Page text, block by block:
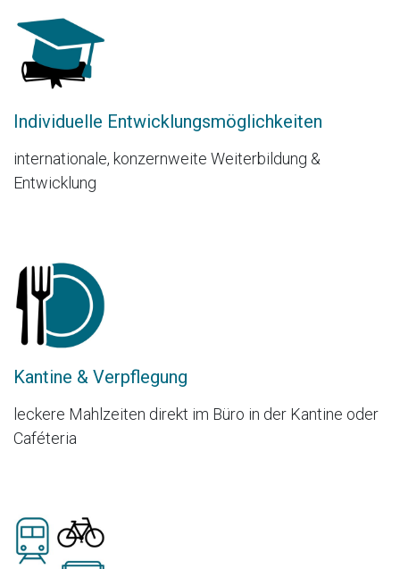
Individuelle Entwicklungsmöglichkeiten
internationale, konzernweite Weiterbildung &
Entwicklung
Kantine & Verpflegung
leckere Mahlzeiten direkt im Büro in der Kantine oder
Caféteria